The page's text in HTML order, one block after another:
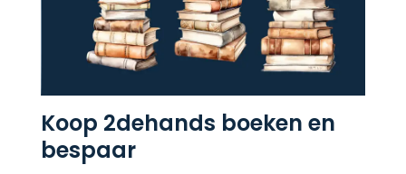
Koop 2dehands boeken en
bespaar